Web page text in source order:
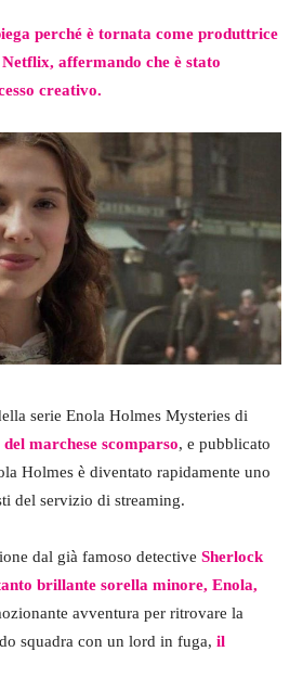
perché è tornata come produttrice
affermando che è stato
creativo.
serie Enola Holmes Mysteries di
marchese scomparso, e pubblicato
Holmes è diventato rapidamente uno
del servizio di streaming.
dal già famoso detective Sherlock
brillante sorella minore, Enola,
avventura per ritrovare la
squadra con un lord in fuga, il